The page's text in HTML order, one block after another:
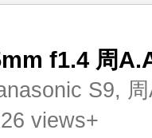
f1.4 周
S9,
views+